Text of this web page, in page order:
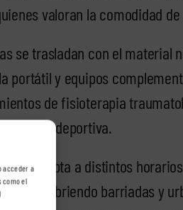
acceder a
como el
valoran la comodidad
se trasladan con el material
portátil y equipos
de fisioterapia
o deportiva.
se adapta a distintos
cubriendo barriadas y